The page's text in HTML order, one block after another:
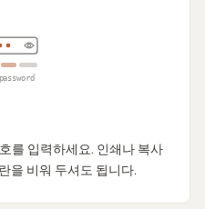
를 입력하세요. 인쇄나 복사
을 비워 두셔도 됩니다.